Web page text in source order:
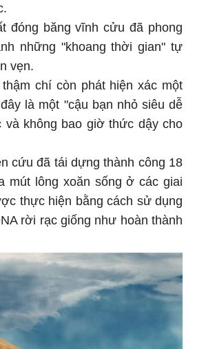
đóng băng vĩnh cửu đã phong
những "khoang thời gian" tự
vẹn.
chí còn phát hiện xác một
là một "cậu bạn nhỏ siêu dễ
không bao giờ thức dậy cho
cứu đã tái dựng thành công 18
mút lông xoăn sống ở các giai
thực hiện bằng cách sử dụng
rời rạc giống như hoàn thành